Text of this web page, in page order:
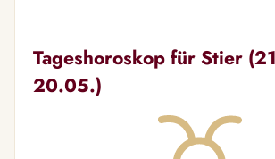
Tageshoroskop für Stier
20.05.)